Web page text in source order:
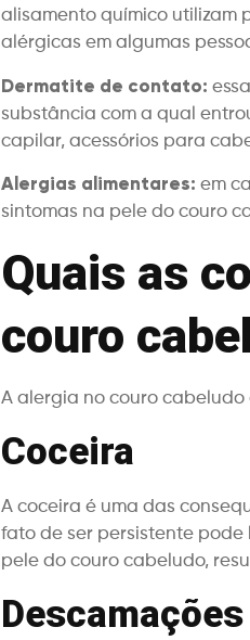
alisamento químico utilizam
alérgicas em algumas
Dermatite de contato:
substância com a qual
capilar, acessórios para
Alergias alimentares: em
sintomas na pele do couro
Quais as
couro
A alergia no couro
Coceira
A coceira é uma das
fato de ser persistente
pele do couro cabeludo,
Descamações